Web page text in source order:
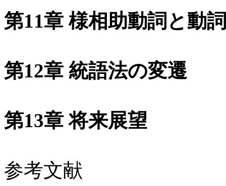
第11章 様相助動詞と動
第12章 統語法の変遷
第13章 将来展望
参考文献